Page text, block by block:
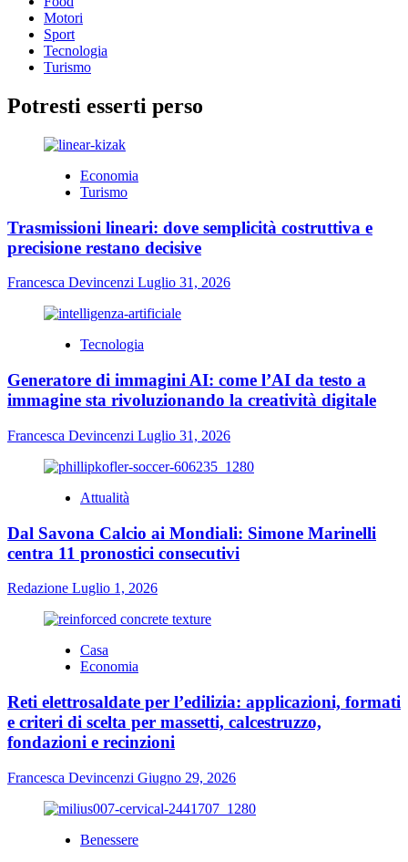
Motori
Sport
Tecnologia
Turismo
Potresti esserti perso
Economia
Turismo
Trasmissioni lineari: dove semplicità costruttiva e
precisione restano decisive
Francesca Devincenzi Luglio 31, 2026
Tecnologia
Generatore di immagini AI: come l’AI da testo a
immagine sta rivoluzionando la creatività digitale
Francesca Devincenzi Luglio 31, 2026
Attualità
Dal Savona Calcio ai Mondiali: Simone Marinelli
centra 11 pronostici consecutivi
Redazione Luglio 1, 2026
Casa
Economia
Reti elettrosaldate per l’edilizia: applicazioni, formati
e criteri di scelta per massetti, calcestruzzo,
fondazioni e recinzioni
Francesca Devincenzi Giugno 29, 2026
Benessere